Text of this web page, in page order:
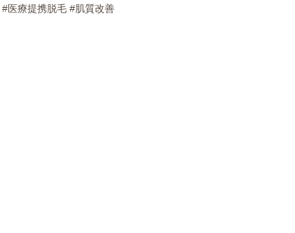
医療提携脱毛 #肌質改善